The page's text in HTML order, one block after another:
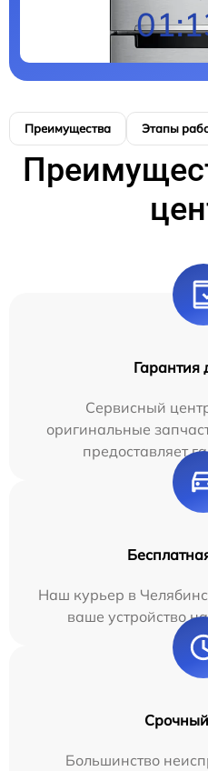
Преимущества Этапы
Гарантия
Сервисный
оригинальные
предоставляет
Наш курьер в
ваше устройство
Большинство